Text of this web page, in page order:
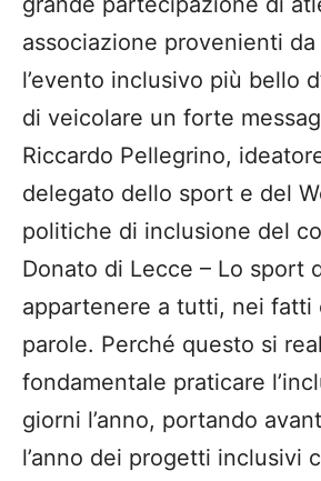
associazione provenienti
l’evento inclusivo più bello d
di veicolare un forte
Riccardo Pellegrino,
delegato dello sport e del
politiche di inclusione del
Donato di Lecce – Lo sport
appartenere a tutti, nei fatti
parole. Perché questo si
fondamentale praticare
giorni l’anno, portando a
l’anno dei progetti inclusivi